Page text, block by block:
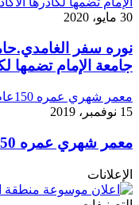
30 مايو، 2020
نوره سفر
جامعة الإمام تضمها
معمر شهري عمره 150عام. فيديو
15 نوفمبر، 2019
معمر شهري عمره 150عام. فيديو
الإعلانات